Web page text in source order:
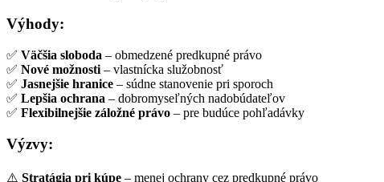
Výhody:
✅ Väčšia sloboda – obmedzené predkupné právo
✅ Nové možnosti – vlastnícka služobnosť
✅ Jasnejšie hranice – súdne stanovenie pri sporoch
✅ Lepšia ochrana – dobromyseľných nadobúdateľov
✅ Flexibilnejšie záložné právo – pre budúce pohľadávky
Výzvy:
⚠️ Stratágia pri kúpe – menej ochrany cez predkupné právo